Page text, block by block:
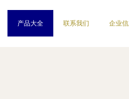
产品大全 联系我们 企业